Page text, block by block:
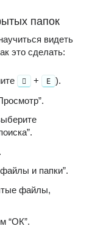
папок
видеть
это сделать:
+ E ).
и папки”.
файлы,
“ОК”.